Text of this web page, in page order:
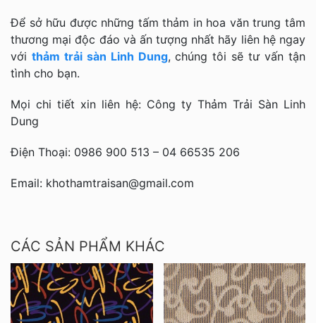
Để sở hữu được những tấm thảm in hoa văn trung tâm
thương mại độc đáo và ấn tượng nhất hãy liên hệ ngay
với thảm trải sàn Linh Dung, chúng tôi sẽ tư vấn tận
tình cho bạn.
Mọi chi tiết xin liên hệ: Công ty Thảm Trải Sàn Linh
Dung
Điện Thoại: 0986 900 513 – 04 66535 206
Email: khothamtraisan@gmail.com
CÁC SẢN PHẨM KHÁC